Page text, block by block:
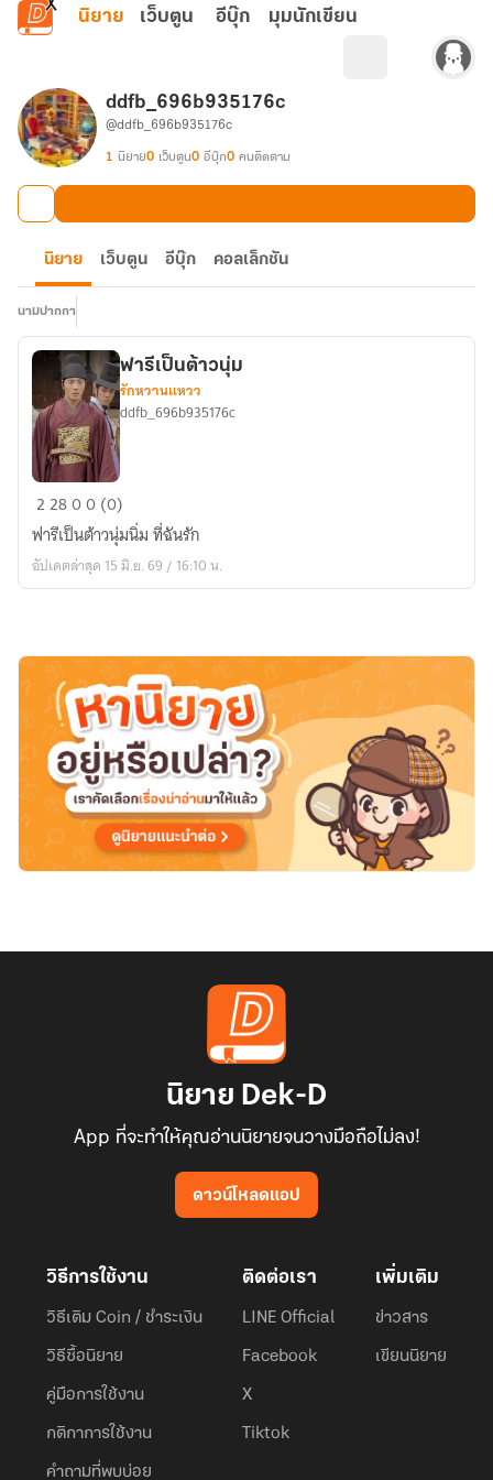
ข้ามไปยังเนื้อหาหลัก
นิยาย เว็บตูน อีบุ๊ก มุมนักเขียน
ddfb_696b935176c
@ddfb_696b935176c
1 นิยาย0 เว็บตูน0 อีบุ๊ก0 คนติดตาม
นิยาย เว็บตูน อีบุ๊ก คอลเล็กชัน
นามปากกา
ฟา
รี
เป็น
ต้า
ฟารีเป็นต้าวนุ่ม
รักหวานแหวว
ddfb_696b935176c
22800 (0)
ฟารีเป็นต้าวนุ่มนิ่ม ที่ฉันรัก
อัปเดตล่าสุด 15 มิ.ย. 69 / 16:10 น.
นิยาย Dek-D
App ที่จะทำให้คุณอ่านนิยายจนวางมือถือไม่ลง!
ดาวน์โหลดแอป
วิธีการใช้งาน
วิธีเติม Coin / ชำระเงิน
วิธีซื้อนิยาย
คู่มือการใช้งาน
กติกาการใช้งาน
คำถามที่พบบ่อย
ติดต่อเรา
LINE Official
Facebook
X
Tiktok
เพิ่มเติม
ข่าวสาร
เขียนนิยาย